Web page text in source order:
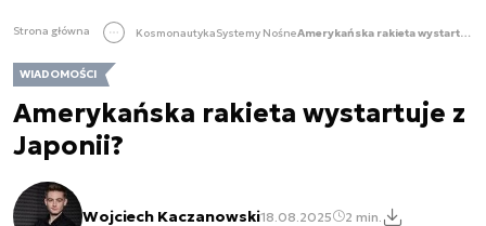
Strona główna KosmonautykaSystemy Nośne Amerykańska rakieta wystartuje z Japonii?
WIADOMOŚCI
Amerykańska rakieta wystartuje z
Japonii?
Wojciech Kaczanowski18.08.2025 2 min.